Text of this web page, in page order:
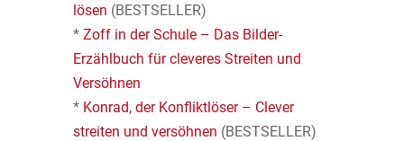
lösen (BESTSELLER)
* Zoff in der Schule – Das Bilder-
Erzählbuch für cleveres Streiten und
Versöhnen
* Konrad, der Konfliktlöser – Clever
streiten und versöhnen (BESTSELLER)